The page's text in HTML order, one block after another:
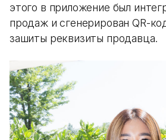
этого в приложение был
продаж и сгенерирован QR-
зашиты реквизиты продавца.